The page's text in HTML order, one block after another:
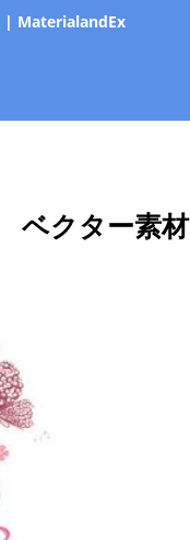
| MaterialandEx
ベクター素材